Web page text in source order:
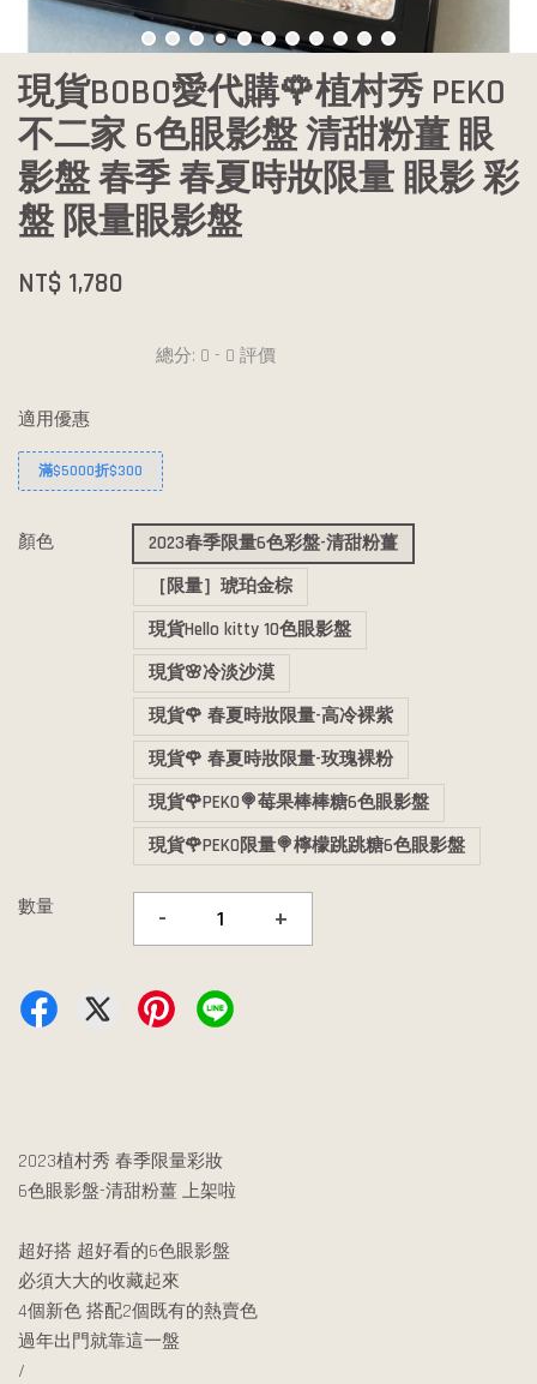
現貨BOBO愛代購🌹植村秀 PEKO
不二家 6色眼影盤 清甜粉薑 眼
影盤 春季 春夏時妝限量 眼影 彩
盤 限量眼影盤
NT$ 1,780
總分: 0 - 0 評價
適用優惠
滿$5000折$300
顏色
2023春季限量6色彩盤-清甜粉薑
［限量］琥珀金棕
現貨Hello kitty 10色眼影盤
現貨🌸冷淡沙漠
現貨🌹 春夏時妝限量-高冷裸紫
現貨🌹 春夏時妝限量-玫瑰裸粉
現貨🌹PEKO🍭莓果棒棒糖6色眼影盤
現貨🌹PEKO限量🍭檸檬跳跳糖6色眼影盤
數量 - +
2023植村秀 春季限量彩妝
6色眼影盤-清甜粉薑 上架啦
超好搭 超好看的6色眼影盤
必須大大的收藏起來
4個新色 搭配2個既有的熱賣色
過年出門就靠這一盤
/